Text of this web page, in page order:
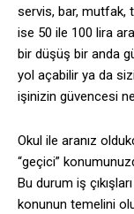
servis, bar, mutfak,
ise 50 ile 100 lira
bir düşüş bir anda
yol açabilir ya da
işinizin güvencesi
Okul ile aranız
“geçici”
Bu durum iş
konunun temelini